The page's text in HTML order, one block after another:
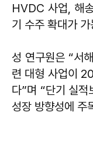
HVDC 사업, 해
기 수주 확대가
성 연구원은 “서
련 대형 사업이
다”며 “단기 실적
성장 방향성에 주